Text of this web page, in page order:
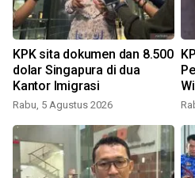
KPK sita dokumen dan 8.500
dolar Singapura di dua
Kantor Imigrasi
Rabu, 5 Agustus 2026